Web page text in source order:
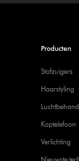
Producten
Stofzuigers
Haarstyling
Koptelefoon
Verlichting